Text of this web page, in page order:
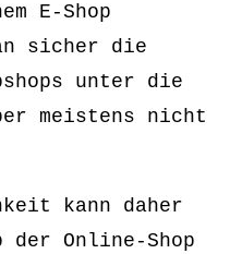
E-Shop
sicher die
unter die
meistens nicht
kann daher
Online-Shop